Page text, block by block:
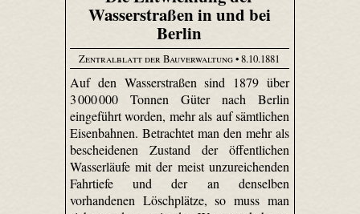
Wasserstraßen in und bei
Berlin
Zentralblatt der Bauverwaltung• 8.10.1881
Auf den Wasserstraßen sind 1879 über
3 000 000 Tonnen Güter nach Berlin
eingeführt worden, mehr als auf sämtlichen
Eisenbahnen. Betrachtet man den mehr als
bescheidenen Zustand der öffentlichen
Wasserläufe mit der meist unzureichenden
Fahrtiefe und der an denselben
vorhandenen Löschplätze, so muss man